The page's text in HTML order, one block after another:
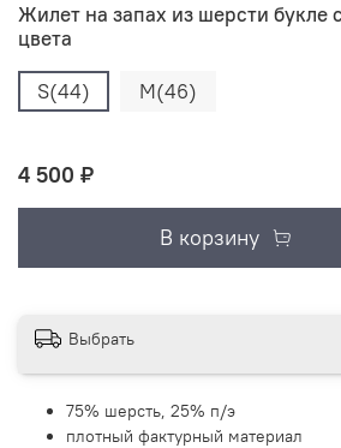
Жилет на запах из шерсти букле
цвета
S(44)
M(46)
4 500 ₽
В корзину
Выбрать
75% шерсть, 25% п/э
плотный фактурный материал